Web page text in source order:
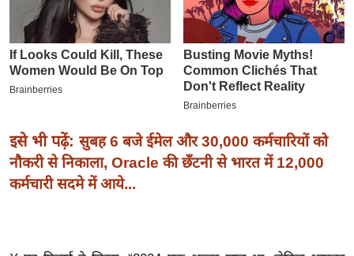
मि
सा
ल
मि
सा
ल
इसे भी पढ़ें: सुबह 6 बजे ईमेल और 30,000 कर्मचारियों को
नौकरी से निकाला, Oracle की छँटनी से भारत में 12,000
कर्मचारी सदमे में आये...